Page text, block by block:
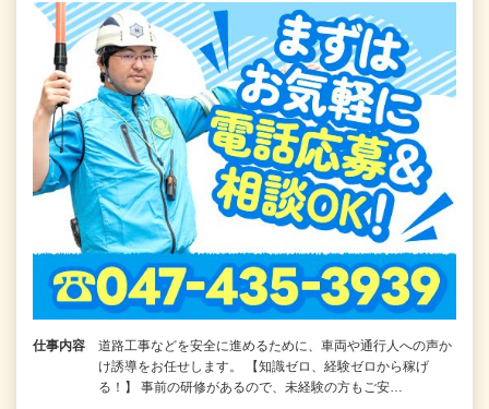
仕事内容
道路工事などを安全に進めるために、車両や通行人への声か
け誘導をお任せします。 【知識ゼロ、経験ゼロから稼げ
る！】 事前の研修があるので、未経験の方もご安…